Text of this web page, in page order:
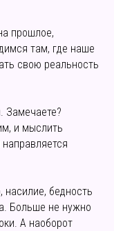
прошлое,
там, где наше
свою реальность
Замечаете?
и мыслить
бедность
Больше не нужно
А наоборот